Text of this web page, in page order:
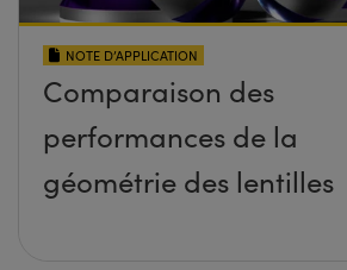
NOTE D’APPLICATION
Comparaison des
performances de la
géométrie des lentilles